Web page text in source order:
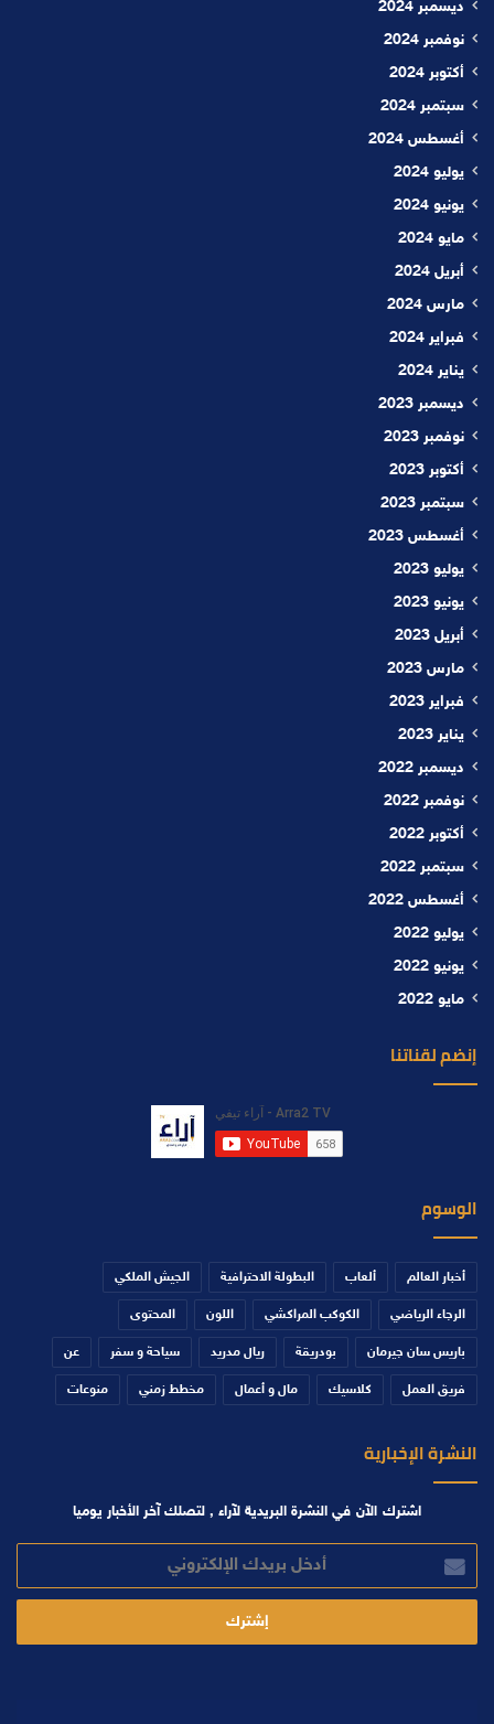
ديسمبر 2024
نوفمبر 2024
أكتوبر 2024
سبتمبر 2024
أغسطس 2024
يوليو 2024
يونيو 2024
مايو 2024
أبريل 2024
مارس 2024
فبراير 2024
يناير 2024
ديسمبر 2023
نوفمبر 2023
أكتوبر 2023
سبتمبر 2023
أغسطس 2023
يوليو 2023
يونيو 2023
أبريل 2023
مارس 2023
فبراير 2023
يناير 2023
ديسمبر 2022
نوفمبر 2022
أكتوبر 2022
سبتمبر 2022
أغسطس 2022
يوليو 2022
يونيو 2022
مايو 2022
إنضم لقناتنا
الوسوم
أخبار العالم ألعاب البطولة الاحترافية الجيش الملكي
الرجاء الرياضي الكوكب المراكشي اللون المحتوى
باريس سان جيرمان بودريقة ريال مدريد سياحة و سفر عن
فريق العمل كلاسيك مال و أعمال مخطط زمني منوعات
النشرة الإخبارية
اشترك الآن في النشرة البريدية لآراء , لتصلك آخر الأخبار يوميا
بريدك
الإلكتروني